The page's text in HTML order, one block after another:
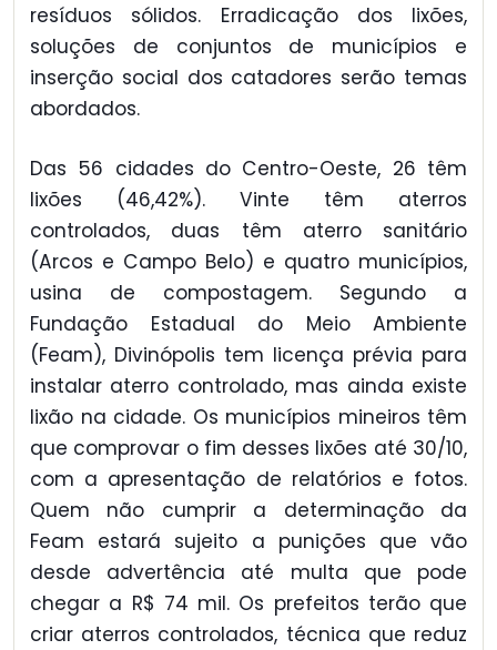
resíduos sólidos. Erradicação dos lixões,
soluções de conjuntos de municípios e
inserção social dos catadores serão temas
abordados.
Das 56 cidades do Centro-Oeste, 26 têm
lixões (46,42%). Vinte têm aterros
controlados, duas têm aterro sanitário
(Arcos e Campo Belo) e quatro municípios,
usina de compostagem. Segundo a
Fundação Estadual do Meio Ambiente
(Feam), Divinópolis tem licença prévia para
instalar aterro controlado, mas ainda existe
lixão na cidade. Os municípios mineiros têm
que comprovar o fim desses lixões até 30/10,
com a apresentação de relatórios e fotos.
Quem não cumprir a determinação da
Feam estará sujeito a punições que vão
desde advertência até multa que pode
chegar a R$ 74 mil. Os prefeitos terão que
criar aterros controlados, técnica que reduz